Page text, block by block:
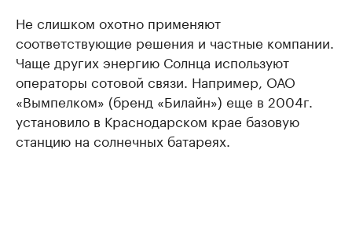
Не слишком охотно применяют
соответствующие решения и частные компании.
Чаще других энергию Солнца используют
операторы сотовой связи. Например, ОАО
«Вымпелком» (бренд «Билайн») еще в 2004г.
установило в Краснодарском крае базовую
станцию на солнечных батареях.